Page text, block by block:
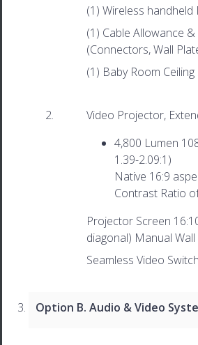
(1) Wireless handheld
(1) Cable Allowance
(Connectors, Wall
(1) Baby Room
Video Projector,
4,800 Lumen
1.39-2.09:1)
Native 16:9
Contrast Ratio
Projector Screen
diagonal) Manual
Seamless Video
Option B. Audio & Video